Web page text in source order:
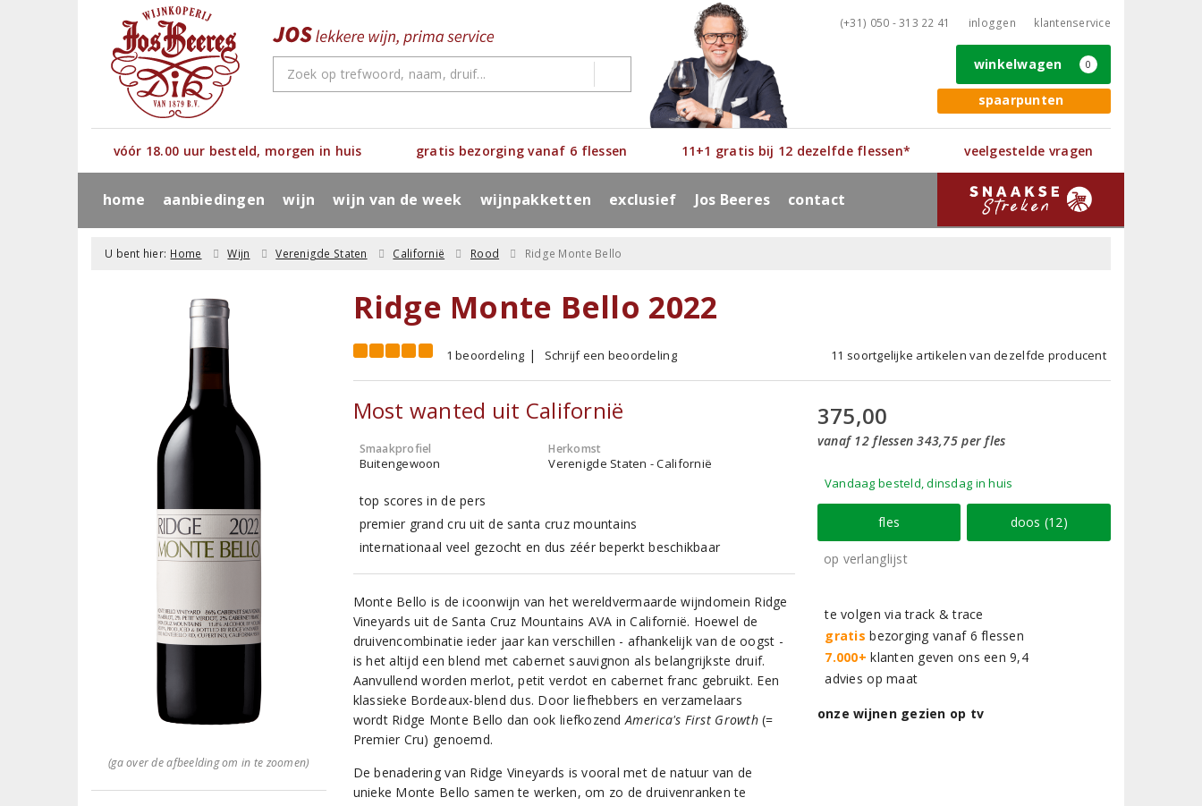
(+31) 050 - 313 22 41 inloggen klantenservice
spaarpunten
winkelwagen 0
vóór 18.00 uur besteld, morgen in huis gratis bezorging vanaf 6 flessen 11+1 gratis bij 12 dezelfde flessen* veelgestelde vragen
home aanbiedingen wijn wijn van de week wijnpakketten exclusief Jos Beeres contact
U bent hier: Home Wijn Verenigde Staten Californië Rood Ridge Monte Bello
(ga over de afbeelding om in te zoomen)
Ridge Monte Bello 2022
1 beoordeling Schrijf een beoordeling 11 soortgelijke artikelen van dezelfde producent
Most wanted uit Californië
Smaakprofiel
Buitengewoon
Herkomst
Verenigde Staten - Californië
top scores in de pers
premier grand cru uit de santa cruz mountains
internationaal veel gezocht en dus zéér beperkt beschikbaar
Monte Bello is de icoonwijn van het wereldvermaarde wijndomein Ridge
Vineyards uit de Santa Cruz Mountains AVA in Californië. Hoewel de
druivencombinatie ieder jaar kan verschillen - afhankelijk van de oogst -
is het altijd een blend met cabernet sauvignon als belangrijkste druif.
Aanvullend worden merlot, petit verdot en cabernet franc gebruikt. Een
klassieke Bordeaux-blend dus. Door liefhebbers en verzamelaars
wordt Ridge Monte Bello dan ook liefkozendAmerica's First Growth(=
Premier Cru) genoemd.
De benadering van Ridge Vineyards is vooral met de natuur van de
unieke Monte Bello samen te werken, om zo de druivenranken te
375,00
vanaf 12 flessen 343,75 per fles
Vandaag besteld, dinsdag in huis
fles doos (12)
op verlanglijst
te volgen via track & trace
gratis bezorging vanaf 6 flessen
7.000+ klanten geven ons een 9,4
advies op maat
onze wijnen gezien op tv